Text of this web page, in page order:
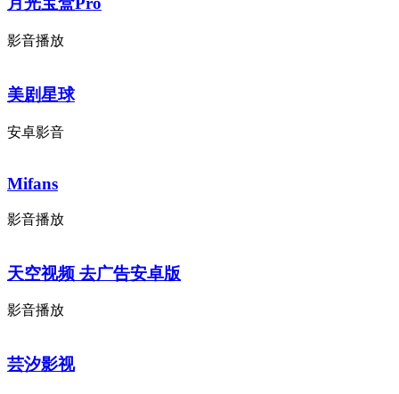
影音播放
美剧星球
安卓影音
Mifans
影音播放
天空视频 去广告安卓版
影音播放
芸汐影视